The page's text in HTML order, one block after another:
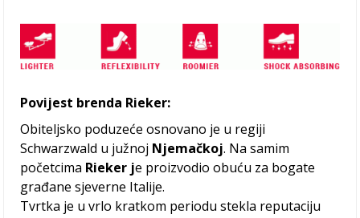
Povijest brenda Rieker:
Obiteljsko poduzeće osnovano je u regiji
Schwarzwald u južnoj Njemačkoj. Na samim
početcima Rieker je proizvodio obuću za bogate
građane sjeverne Italije.
Tvrtka je u vrlo kratkom periodu stekla reputaciju